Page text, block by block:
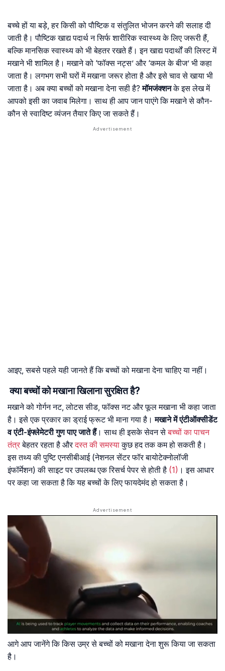
बच्चे हों या बड़े, हर किसी को पौष्टिक व संतुलित भोजन करने की सलाह दी
जाती है। पौष्टिक खाद्य पदार्थ न सिर्फ शारीरिक स्वास्थ्य के लिए जरूरी हैं,
बल्कि मानसिक स्वास्थ्य को भी बेहतर रखते हैं। इन खाद्य पदार्थों की लिस्ट में
मखाने भी शामिल है। मखाने को ‘फॉक्स नट्स’ और ‘कमल के बीज’ भी कहा
जाता है। लगभग सभी घरों में मखाना जरूर होता है और इसे चाव से खाया भी
जाता है। अब क्या बच्चों को मखाना देना सही है?मॉमजंक्शनके इस लेख में
आपको इसी का जवाब मिलेगा। साथ ही आप जान पाएंगे कि मखाने से कौन-
कौन से स्वादिष्ट व्यंजन तैयार किए जा सकते हैं।
आइए, सबसे पहले यही जानते हैं कि बच्चों को मखाना देना चाहिए या नहीं।
क्या बच्चों को मखाना खिलाना सुरक्षित है?
मखाने को गोर्गन नट, लोटस सीड, फॉक्स नट और फूल मखाना भी कहा जाता
है। इसे एक प्रकार का ड्राई फ्रूट भी माना गया है।मखाने में एंटीऑक्सीडेंट
व एंटी-इंफ्लेमेटरी गुण पाए जाते हैं। साथ ही इसके सेवन सेबच्चों का पाचन
तंत्रबेहतर रहता है औरदस्त की समस्याकुछ हद तक कम हो सकती है।
इस तथ्य की पुष्टि एनसीबीआई (नेशनल सेंटर फॉर बायोटेक्नोलॉजी
इंफॉर्मेशन) की साइट पर उपलब्ध एक रिसर्च पेपर से होती है (1) । इस आधार
पर कहा जा सकता है कि यह बच्चों के लिए फायदेमंद हो सकता है।
आगे आप जानेंगे कि किस उम्र से बच्चों को मखाना देना शुरू किया जा सकता
है।